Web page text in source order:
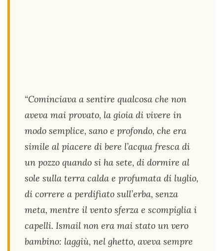
“Cominciava a sentire qualcosa che non
aveva mai provato, la gioia di vivere in
modo semplice, sano e profondo, che era
simile al piacere di bere l’acqua fresca di
un pozzo quando si ha sete, di dormire al
sole sulla terra calda e profumata di luglio,
di correre a perdifiato sull’erba, senza
meta, mentre il vento sferza e scompiglia i
capelli. Ismail non era mai stato un vero
bambino: laggiù, nel ghetto, aveva sempre